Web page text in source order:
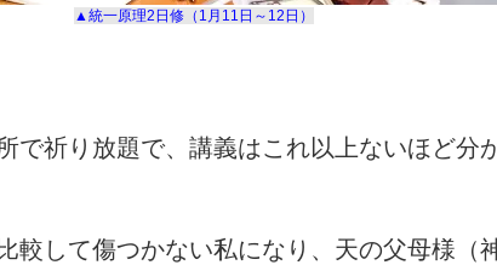
▲統一原理2 日修（ 1 月 11 日～ 12 日）
祈り放題で、講義はこれ以上ないほど分
して傷つかない私になり、天の父母様（